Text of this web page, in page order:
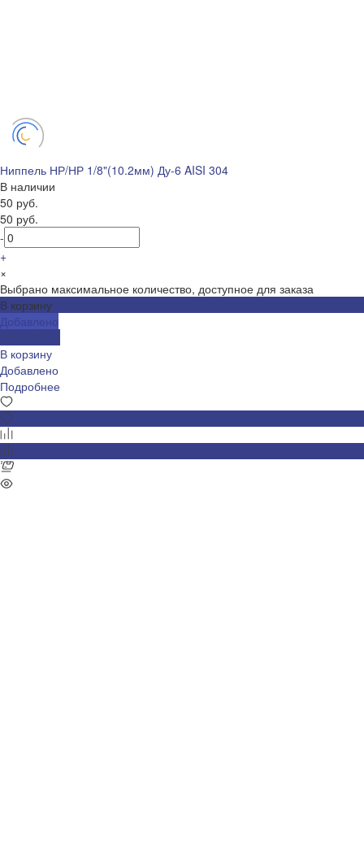
Ниппель НР/НР 1/8"(10.2мм) Ду-6 AISI 304
В наличии
50 руб.
50 руб.
-
+
×
Выбрано максимальное количество, доступное для заказа
В корзину
Добавлено
В корзину
Добавлено
Подробнее